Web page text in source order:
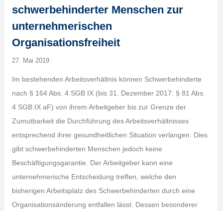
schwerbehinderter Menschen zur
unternehmerischen
Organisationsfreiheit
27. Mai 2019
Im bestehenden Arbeitsverhältnis können Schwerbehinderte
nach § 164 Abs. 4 SGB IX (bis 31. Dezember 2017: § 81 Abs.
4 SGB IX aF) von ihrem Arbeitgeber bis zur Grenze der
Zumutbarkeit die Durchführung des Arbeitsverhältnisses
entsprechend ihrer gesundheitlichen Situation verlangen. Dies
gibt schwerbehinderten Menschen jedoch keine
Beschäftigungsgarantie. Der Arbeitgeber kann eine
unternehmerische Entscheidung treffen, welche den
bisherigen Arbeitsplatz des Schwerbehinderten durch eine
Organisationsänderung entfallen lässt. Dessen besonderer